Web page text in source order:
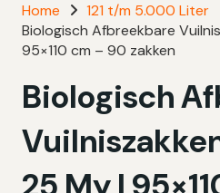
Home
121 t/m 5.000 Liter
Biologisch Afbreekbare
95×110 cm – 90 zakken
Biologisch